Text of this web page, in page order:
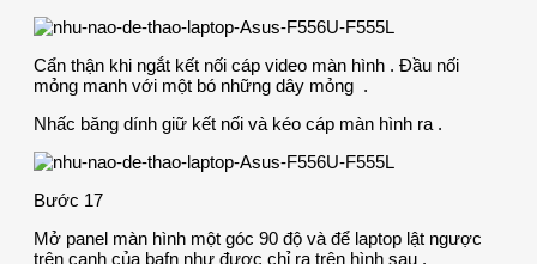
Cẩn thận khi ngắt kết nối cáp video màn hình . Đầu nối
mỏng manh với một bó những dây mỏng .
Nhấc băng dính giữ kết nối và kéo cáp màn hình ra .
Bước 17
Mở panel màn hình một góc 90 độ và để laptop lật ngược
trên cạnh của bafn như được chỉ ra trên hình sau .